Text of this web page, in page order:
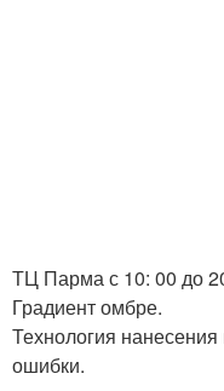
ТЦ Парма с 10: 00 до
Градиент омбре.
Технология
ошибки.